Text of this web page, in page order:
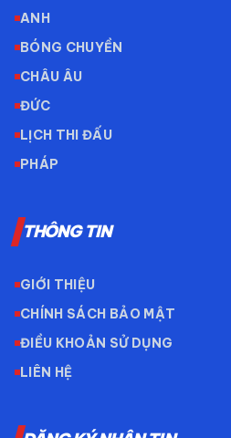
ANH
BÓNG CHUYỀN
CHÂU ÂU
ĐỨC
LỊCH THI ĐẤU
PHÁP
THÔNG TIN
GIỚI THIỆU
CHÍNH SÁCH BẢO MẬT
ĐIỀU KHOẢN SỬ DỤNG
LIÊN HỆ